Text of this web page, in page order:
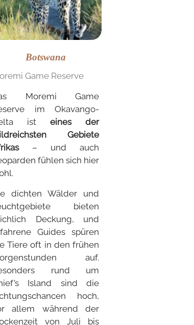
Botswana
Game Reserve
Moremi Game
im Okavango-
ist eines der
Gebiete
– und auch
fühlen sich hier
dichten Wälder und
bieten
Deckung, und
Guides spüren
Tiere oft in den frühen
auf.
rund um
Island sind die
hoch,
allem während der
von Juli bis